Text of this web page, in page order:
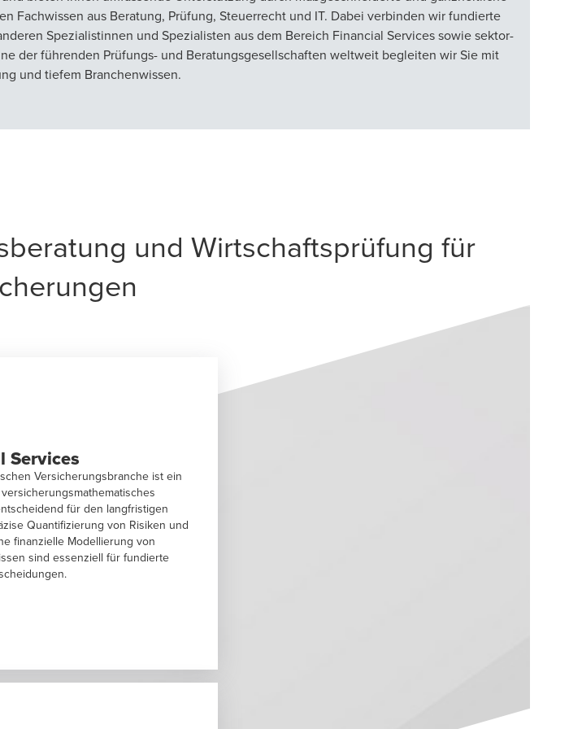
Fachwissen aus Beratung, Prüfung, Steuerrecht und IT. Dabei verbinden wir fundierte
Spezialistinnen und Spezialisten aus dem Bereich Financial Services sowie sektor-
der führenden Prüfungs- und Beratungsgesellschaften weltweit begleiten wir Sie mit
und tiefem Branchenwissen.
und Wirtschaftsprüfung für
Services
Versicherungsbranche ist ein
für den langfristigen
Quantifizierung von Risiken und
finanzielle Modellierung von
sind essenziell für fundierte